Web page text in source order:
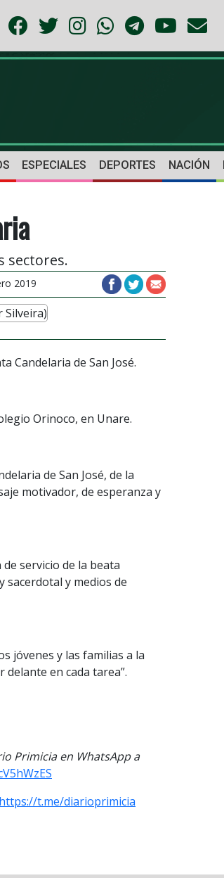
ESPECIALES DEPORTES NACIÓN
sectores.
2019
Candelaria de San José.
Orinoco, en Unare.
de San José, de la
motivador, de esperanza y
servicio de la beata
sacerdotal y medios de
jóvenes y las familias a la
delante en cada tarea”.
Primicia en WhatsApp a
https://t.me/diarioprimicia